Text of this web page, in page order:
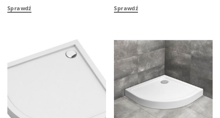
Sprawdź Sprawdź